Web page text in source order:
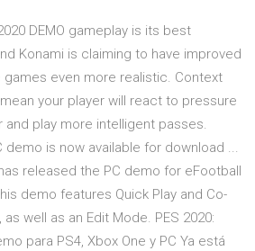
DEMO gameplay is its best
Konami is claiming to have improved
games even more realistic. Context
your player will react to pressure
play more intelligent passes.
demo is now available for download ...
released the PC demo for eFootball
demo features Quick Play and Co-
well as an Edit Mode. PES 2020:
para PS4, Xbox One y PC Ya está